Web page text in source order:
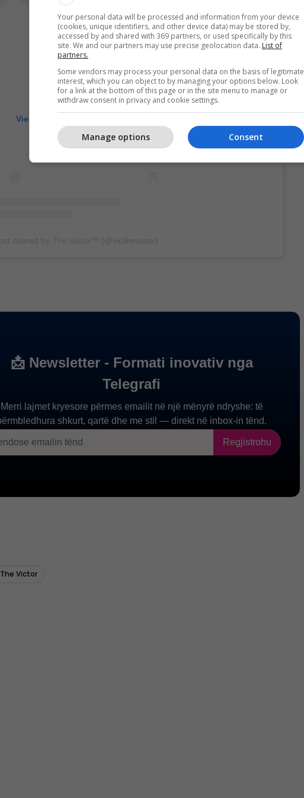
View this post on Instagram
The Victor
Your personal data will be processed and information from your device
(cookies, unique identifiers, and other device data) may be stored by,
accessed by and shared with 369 partners, or used specifically by this
site. We and our partners may use precise geolocation data. List of
partners.
Some vendors may process your personal data on the basis of legitimate
interest, which you can object to by managing your options below. Look
for a link at the bottom of this page or in the site menu to manage or
withdraw consent in privacy and cookie settings.
Consent
Manage options